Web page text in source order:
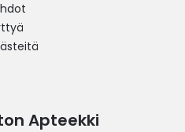
Apteekki